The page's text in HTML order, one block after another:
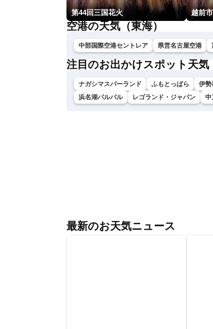
第44回三国花火
空港の天気（東海）
中部国際空港セントレア 県営名古屋空港
注目のお出かけスポット天気
ナガシマスパーランド ふもとっぱら 伊勢
浜名湖パルパル
レゴランド・ジャパン 中
最新のお天気ニュース